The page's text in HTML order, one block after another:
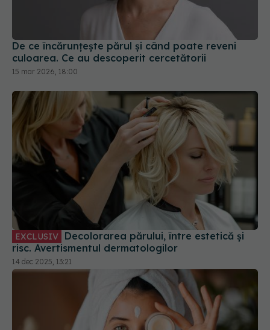
De ce încărunțește părul și când poate reveni
culoarea. Ce au descoperit cercetătorii
15 mar 2026, 18:00
risc. Avertismentul dermatologilor
14 dec 2025, 13:21